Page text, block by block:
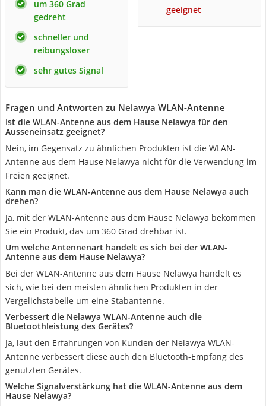
um 360 Grad
gedreht
schneller und
reibungsloser
sehr gutes Signal
geeignet
Fragen und Antworten zu Nelawya WLAN-Antenne
Ist die WLAN-Antenne aus dem Hause Nelawya für den
Ausseneinsatz geeignet?
Nein, im Gegensatz zu ähnlichen Produkten ist die WLAN-
Antenne aus dem Hause Nelawya nicht für die Verwendung im
Freien geeignet.
Kann man die WLAN-Antenne aus dem Hause Nelawya auch
drehen?
Ja, mit der WLAN-Antenne aus dem Hause Nelawya bekommen
Sie ein Produkt, das um 360 Grad drehbar ist.
Um welche Antennenart handelt es sich bei der WLAN-
Antenne aus dem Hause Nelawya?
Bei der WLAN-Antenne aus dem Hause Nelawya handelt es
sich, wie bei den meisten ähnlichen Produkten in der
Vergelichstabelle um eine Stabantenne.
Verbessert die Nelawya WLAN-Antenne auch die
Bluetoothleistung des Gerätes?
Ja, laut den Erfahrungen von Kunden der Nelawya WLAN-
Antenne verbessert diese auch den Bluetooth-Empfang des
genutzten Gerätes.
Welche Signalverstärkung hat die WLAN-Antenne aus dem
Hause Nelawya?